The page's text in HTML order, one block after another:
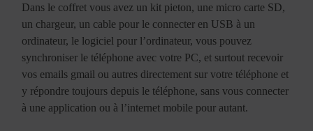
Dans le coffret vous avez un kit pieton, une micro carte SD,
un chargeur, un cable pour le connecter en USB à un
ordinateur, le logiciel pour l’ordinateur, vous pouvez
synchroniser le téléphone avec votre PC, et surtout recevoir
vos emails gmail ou autres directement sur votre téléphone et
y répondre toujours depuis le téléphone, sans vous connecter
à une application ou à l’internet mobile pour autant.